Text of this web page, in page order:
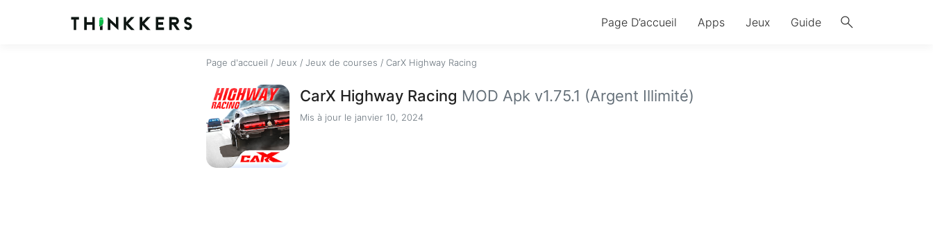
search
Page D’accueil Apps Jeux Guide
Page d'accueil / Jeux / Jeux de courses / CarX Highway Racing
CarX Highway Racing MOD Apk v1.75.1 (Argent Illimité)
Mis à jour le janvier 10, 2024